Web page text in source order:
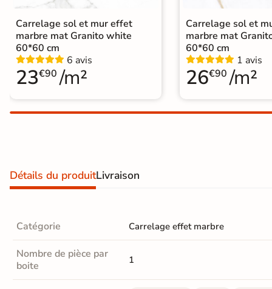
Carrelage extra fin
Voir tous les
formats
PAR FINITION
Échantillons gratuits
Carrelage sol et mur effet
marbre mat Granito white
60*60 cm
6 avis
23€90 /m²
Carrelage sol et
marbre mat
60*60 cm
1 avis
26€90 /m²
Détails du produitLivraison
Catégorie Carrelage effet marbre
Nombre de pièce par
boite
1